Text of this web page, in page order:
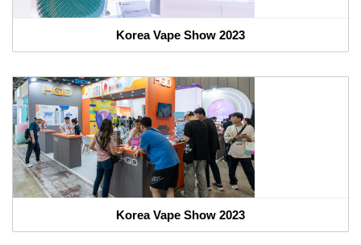
Korea Vape Show 2023
Korea Vape Show 2023